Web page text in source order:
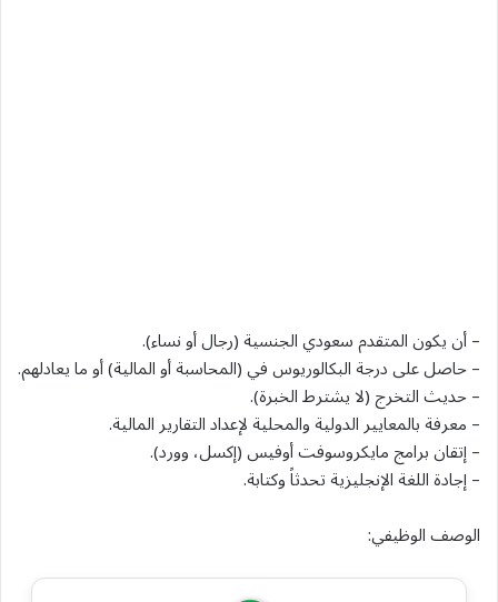
– أن يكون المتقدم سعودي الجنسية (رجال أو نساء).
– حاصل على درجة البكالوريوس في (المحاسبة أو المالية) أو ما يعادلهم.
– حديث التخرج (لا يشترط الخبرة).
– معرفة بالمعايير الدولية والمحلية لإعداد التقارير المالية.
– إتقان برامج مايكروسوفت أوفيس (إكسل، وورد).
– إجادة اللغة الإنجليزية تحدثاً وكتابة.
الوصف الوظيفي: